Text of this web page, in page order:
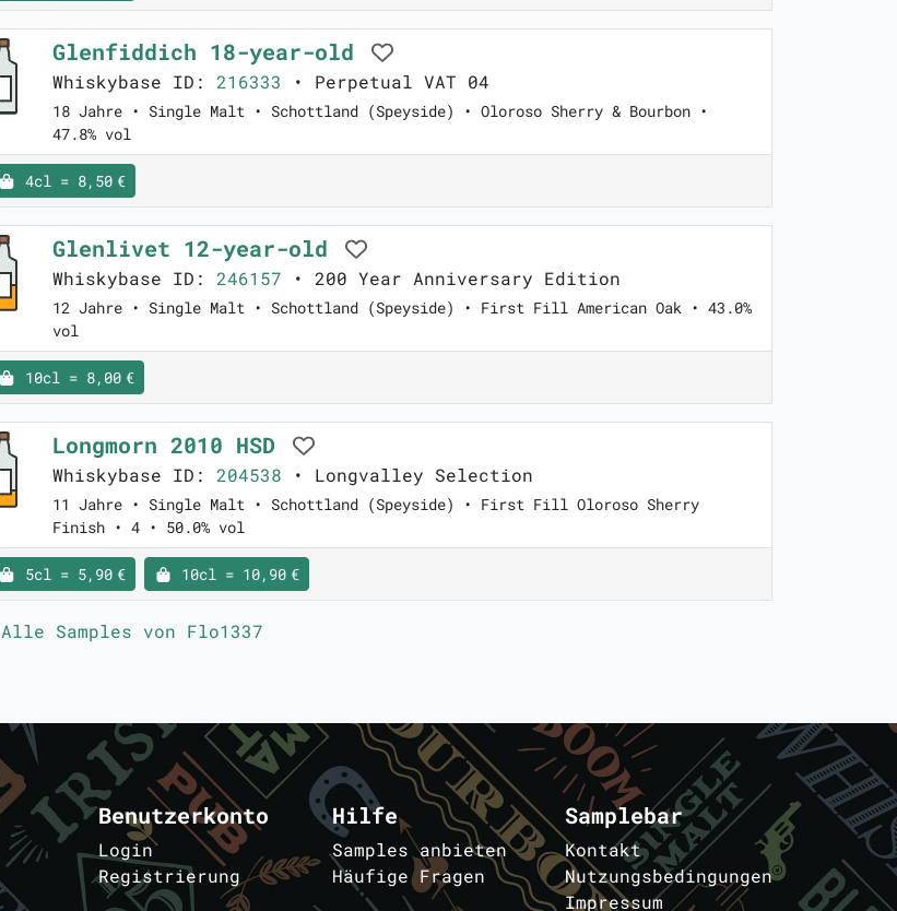
Glenfiddich 18-year-old
Whiskybase ID: 216333 • Perpetual VAT 04
18 Jahre • Single Malt • Schottland (Speyside) • Oloroso Sherry & Bourbon •
47.8% vol
4cl = 8,50 €
Glenlivet 12-year-old
Whiskybase ID: 246157 • 200 Year Anniversary Edition
12 Jahre • Single Malt • Schottland (Speyside) • First Fill American Oak • 43.0%
vol
10cl = 8,00 €
Longmorn 2010 HSD
Whiskybase ID: 204538 • Longvalley Selection
11 Jahre • Single Malt • Schottland (Speyside) • First Fill Oloroso Sherry
Finish • 4 • 50.0% vol
5cl = 5,90 € 10cl = 10,90 €
Alle Samples von Flo1337
Benutzerkonto
Login
Registrierung
Hilfe
Samples anbieten
Häufige Fragen
Samplebar
Kontakt
Nutzungsbedingungen
Impressum